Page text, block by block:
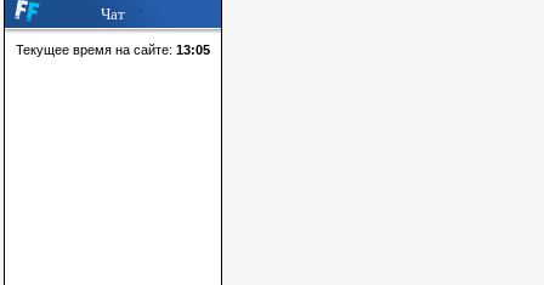
Чат
Текущее время на сайте: 13:05